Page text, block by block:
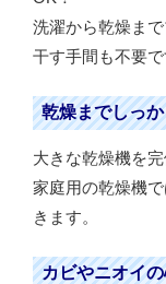
洗濯から乾燥ま
干す手間も不要で
乾燥までしっ
大きな乾燥機を
家庭用の乾燥機
きます。
カビやニオイ